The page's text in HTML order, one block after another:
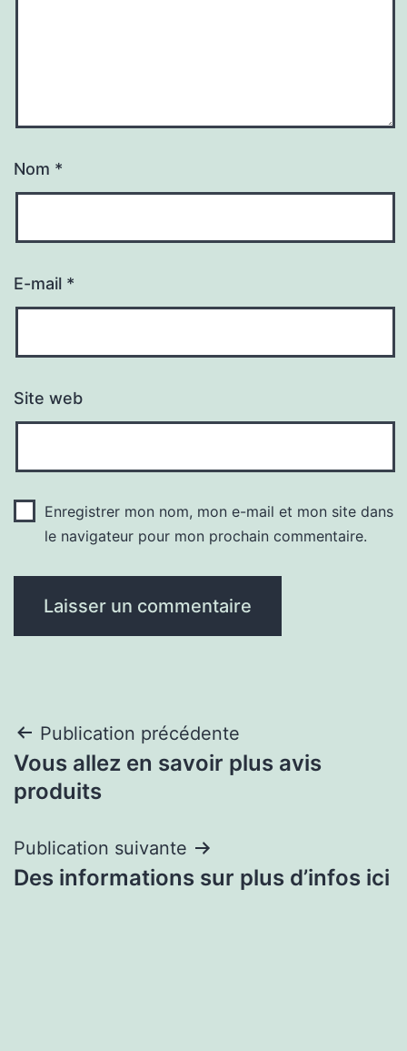
Nom *
E-mail *
Site web
Enregistrer mon nom, mon e-mail et mon site dans
le navigateur pour mon prochain commentaire.
Navigation
de
Publication précédente
Vous allez en savoir plus avis
produits
Publication suivante
Des informations sur plus d’infos ici